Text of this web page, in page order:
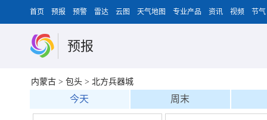
首页 预报 预警 雷达 云图 天气地图 专业产品 资讯 视频 节气
预报
内蒙古 > 包头 > 北方兵器城
今天 周末